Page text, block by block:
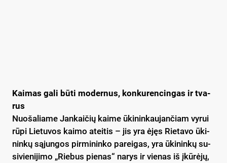
Kai­mas ga­li bū­ti mo­der­nus, kon­ku­ren­cin­gas ir tva­
rus
Nuo­ša­lia­me Jan­kai­čių kai­me ūki­nin­kau­jan­čiam vy­rui
rū­pi Lie­tu­vos kai­mo atei­tis – jis yra ėjęs Rie­ta­vo ūki­
nin­kų są­jun­gos pir­mi­nin­ko pa­rei­gas, yra ūki­nin­kų su­
si­vie­ni­ji­mo „Rie­bus pie­nas“ na­rys ir vie­nas iš įkū­rė­jų,